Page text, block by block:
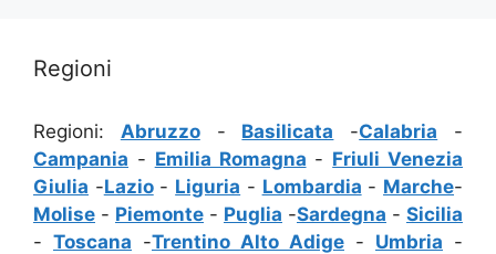
Regioni
Regioni: Abruzzo- Basilicata -Calabria -
Campania - Emilia Romagna - Friuli Venezia
Giulia -Lazio- Liguria - Lombardia - Marche-
Molise - Piemonte - Puglia -Sardegna - Sicilia
- Toscana -Trentino Alto Adige - Umbria -